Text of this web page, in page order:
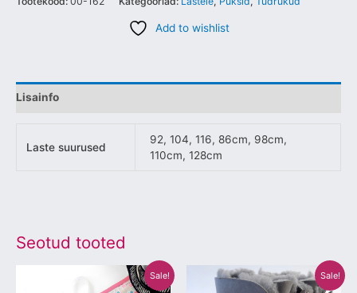
Add to wishlist
Lisainfo
Laste suurused
92, 104, 116, 86cm, 98cm,
110cm, 128cm
Seotud tooted
Sale! Sale!
Algne
hind
Praegune
hind
Sellel